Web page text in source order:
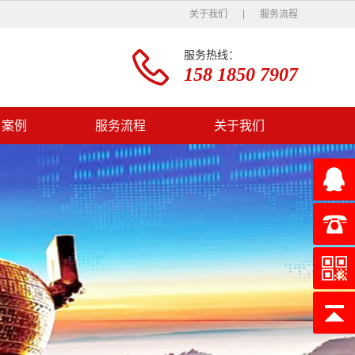
关于我们 服务流程
服务热线：
158 1850 7907
例 服务流程 关于我们